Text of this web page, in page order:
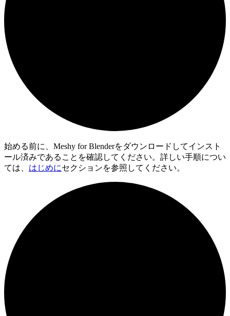
始める前に、Meshy for Blenderをダウンロードしてインスト
ール済みであることを確認してください。詳しい手順につい
ては、 はじめにセクションを参照してください。